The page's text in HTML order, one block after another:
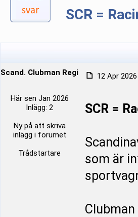
SCR =
Scand. Clubman Register
Här sen Jan 2026
Inlägg: 2
Ny på att skriva
inlägg i forumet
Trådstartare
12 Apr
SCR =
som är